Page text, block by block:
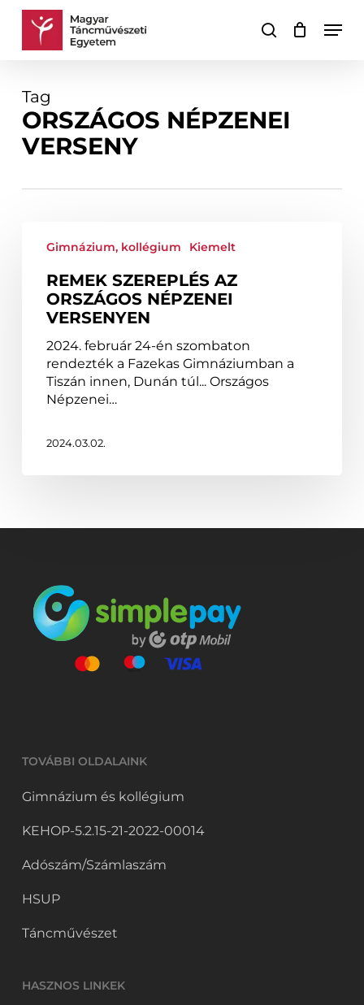
Skip
keresés
Kosár Kosár
Tag
ORSZÁGOS NÉPZENEI
VERSENY
szereplés
Országos
Népzenei
Versenyen
Gimnázium, kollégium Kiemelt
REMEK SZEREPLÉS AZ
ORSZÁGOS NÉPZENEI
VERSENYEN
2024. február 24-én szombaton
rendezték a Fazekas Gimnáziumban a
Tiszán innen, Dunán túl... Országos
Népzenei…
2024.03.02.
TOVÁBBI OLDALAINK
Gimnázium és kollégium
KEHOP-5.2.15-21-2022-00014
Adószám/Számlaszám
HSUP
Táncművészet
HASZNOS LINKEK